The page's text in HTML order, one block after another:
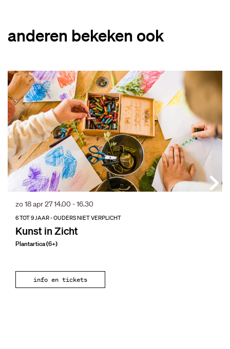
anderen bekeken ook
Kunst in Zicht
Plantartica (6+)
6 TOT 9 JAAR - OUDERS NIET VERPLICHT
zo 18 apr 2714.00 - 16.30
info en tickets